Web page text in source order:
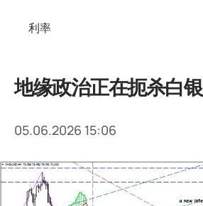
利率
地缘政治正在扼杀白银
05.06.2026 15:06